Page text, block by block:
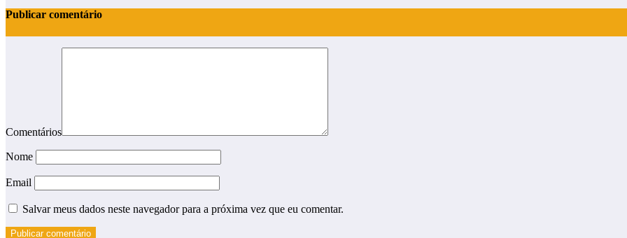
Publicar comentário
Comentários
Nome
Email
Salvar meus dados neste navegador para a próxima vez que eu comentar.